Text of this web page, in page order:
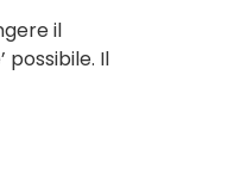
il
possibile. Il